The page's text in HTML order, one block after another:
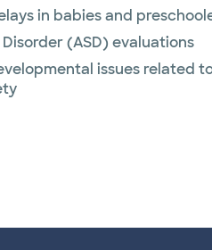
in babies and
(ASD) evaluations
issues related